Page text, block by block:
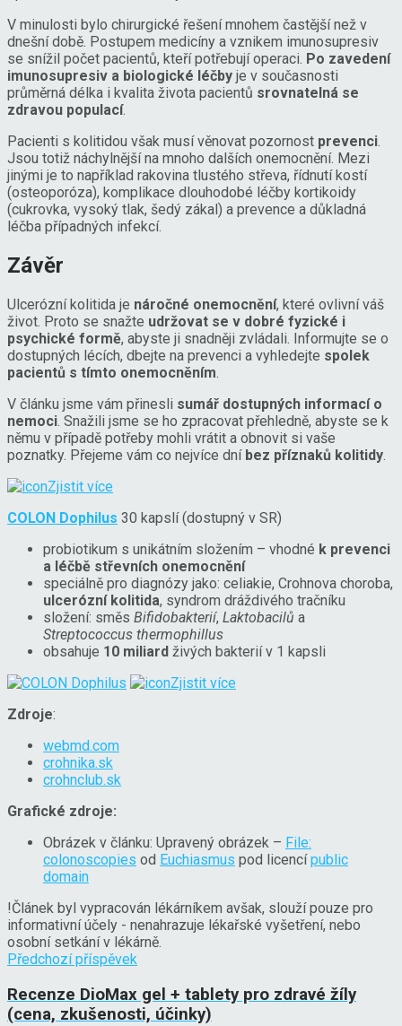
V minulosti bylo chirurgické řešení mnohem častější než v
dnešní době. Postupem medicíny a vznikem imunosupresiv
se snížil počet pacientů, kteří potřebují operaci. Po zavedení
imunosupresiv a biologické léčby je v současnosti
průměrná délka i kvalita života pacientů srovnatelná se
zdravou populací.
Pacienti s kolitidou však musí věnovat pozornost prevenci.
Jsou totiž náchylnější na mnoho dalších onemocnění. Mezi
jinými je to například rakovina tlustého střeva, řídnutí kostí
(osteoporóza), komplikace dlouhodobé léčby kortikoidy
(cukrovka, vysoký tlak, šedý zákal) a prevence a důkladná
léčba případných infekcí.
Závěr
Ulcerózní kolitida je náročné onemocnění, které ovlivní váš
život. Proto se snažte udržovat se v dobré fyzické i
psychické formě, abyste ji snadněji zvládali. Informujte se o
dostupných lécích, dbejte na prevenci a vyhledejte spolek
pacientů s tímto onemocněním.
V článku jsme vám přinesli sumář dostupných informací o
nemoci. Snažili jsme se ho zpracovat přehledně, abyste se k
němu v případě potřeby mohli vrátit a obnovit si vaše
poznatky. Přejeme vám co nejvíce dní bez příznaků kolitidy.
Zjistit více
COLON Dophilus 30 kapslí (dostupný v SR)
probiotikum s unikátním složením – vhodné k prevenci
a léčbě střevních onemocnění
speciálně pro diagnózy jako: celiakie, Crohnova choroba,
ulcerózní kolitida, syndrom dráždivého tračníku
složení: směs Bifidobakterií, Laktobacilů a
Streptococcus thermophillus
obsahuje 10 miliard živých bakterií v 1 kapsli
Zjistit více
Zdroje:
webmd.com
crohnika.sk
crohnclub.sk
Grafické zdroje:
Obrázek v článku: Upravený obrázek – File:
colonoscopies od Euchiasmus pod licencípublic
domain
!Článek byl vypracován lékárníkem avšak, slouží pouze pro
informativní účely - nenahrazuje lékařské vyšetření, nebo
osobní setkání v lékárně.
Předchozí příspěvek
Recenze DioMax gel + tablety pro zdravé žíly
(cena, zkušenosti, účinky)